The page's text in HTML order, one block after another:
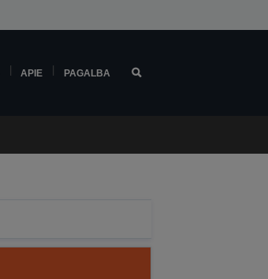
APIE PAGALBA